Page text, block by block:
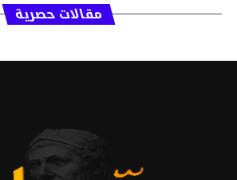
مقالات حصرية